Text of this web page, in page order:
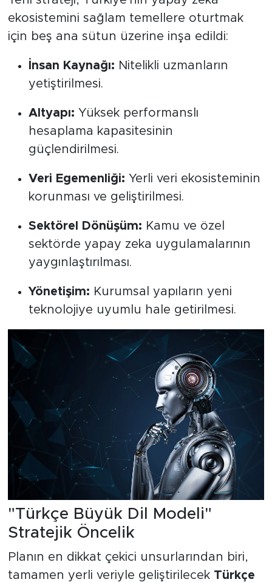
ekosistemini sağlam temellere oturtmak
için beş ana sütun üzerine inşa edildi:
İnsan Kaynağı: Nitelikli uzmanların
yetiştirilmesi.
Altyapı: Yüksek performanslı
hesaplama kapasitesinin
güçlendirilmesi.
Veri Egemenliği: Yerli veri ekosisteminin
korunması ve geliştirilmesi.
Sektörel Dönüşüm: Kamu ve özel
sektörde yapay zeka uygulamalarının
yaygınlaştırılması.
Yönetişim: Kurumsal yapıların yeni
teknolojiye uyumlu hale getirilmesi.
"Türkçe Büyük Dil Modeli"
Stratejik Öncelik
Planın en dikkat çekici unsurlarından biri,
tamamen yerli veriyle geliştirilecek Türkçe